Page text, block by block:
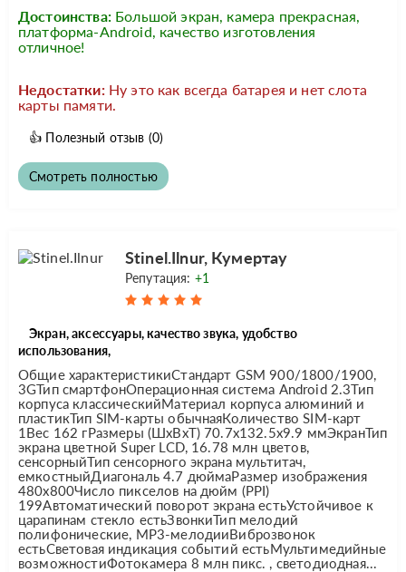
Достоинства: Большой экран, камера прекрасная,
платформа-Android, качество изготовления
отличное!
Недостатки: Ну это как всегда батарея и нет слота
карты памяти.
👍 Полезный отзыв (0)
Смотреть полностью
Stinel.Ilnur, Кумертау
Репутация: +1
Экран, аксессуары, качество звука, удобство
использования,
Общие характеристикиСтандарт GSM 900/1800/1900,
3GТип смартфонОперационная система Android 2.3Тип
корпуса классическийМатериал корпуса алюминий и
пластикТип SIM-карты обычнаяКоличество SIM-карт
1Вес 162 гРазмеры (ШxВxТ) 70.7x132.5x9.9 ммЭкранТип
экрана цветной Super LCD, 16.78 млн цветов,
сенсорныйТип сенсорного экрана мультитач,
емкостныйДиагональ 4.7 дюймаРазмер изображения
480x800Число пикселов на дюйм (PPI)
199Автоматический поворот экрана естьУстойчивое к
царапинам стекло естьЗвонкиТип мелодий
полифонические, MP3-мелодииВиброзвонок
естьСветовая индикация событий естьМультимедийные
возможностиФотокамера 8 млн пикс. , светодиодная...